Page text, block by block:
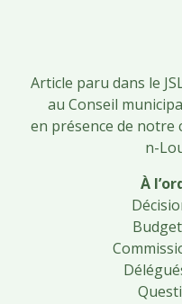
Article paru dans le
au Conseil
en présence de notre
n-
À